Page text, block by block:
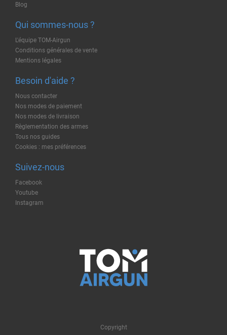
Blog
Qui sommes-nous ?
L'équipe TOM-Airgun
Conditions générales de vente
Mentions légales
Besoin d'aide ?
Nous contacter
Nos modes de paiement
Nos modes de livraison
Règlementation des armes
Tous nos guides
Cookies : mes préférences
Suivez-nous
Facebook
Youtube
Instagram
Copyright